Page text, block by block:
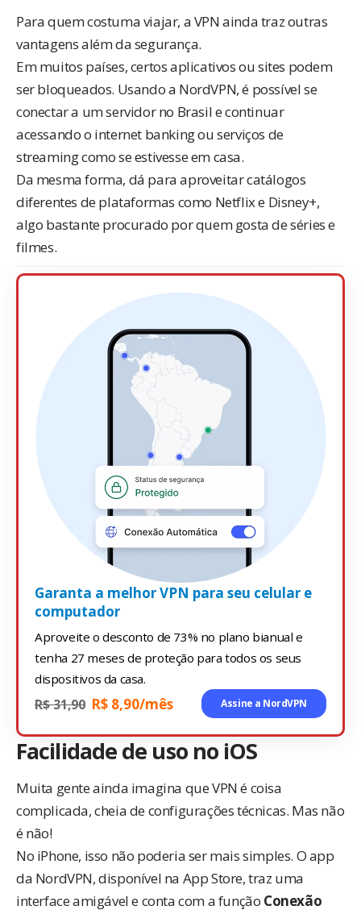
Para quem costuma viajar, a VPN ainda traz outras
vantagens além da segurança.
Em muitos países, certos aplicativos ou sites podem
ser bloqueados. Usando a NordVPN, é possível se
conectar a um servidor no Brasil e continuar
acessando o internet banking ou serviços de
streaming como se estivesse em casa.
Da mesma forma, dá para aproveitar catálogos
diferentes de plataformas como Netflix e Disney+,
algo bastante procurado por quem gosta de séries e
filmes.
Garanta a melhor VPN para seu celular e
computador
Aproveite o desconto de 73% no plano bianual e
tenha 27 meses de proteção para todos os seus
dispositivos da casa.
R$ 31,90 R$ 8,90/mês Assine a NordVPN
Facilidade de uso no iOS
Muita gente ainda imagina que VPN é coisa
complicada, cheia de configurações técnicas. Mas não
é não!
No iPhone, isso não poderia ser mais simples. Oapp
da NordVPN, disponível na App Store, traz uma
interface amigável e conta com a função Conexão